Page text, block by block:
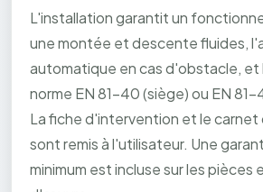
L'installation garantit un
une montée et descente fluides,
automatique en cas d'obstacle, et
norme EN 81-40 (siège) ou EN
La fiche d'intervention et le carnet
sont remis à l'utilisateur. Une
minimum est incluse sur les pièces